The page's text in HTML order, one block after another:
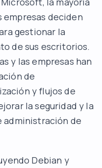
empresas deciden
gestionar la
de sus escritorios.
y las empresas han
de
y flujos de
la seguridad y la
administración de
Debian y